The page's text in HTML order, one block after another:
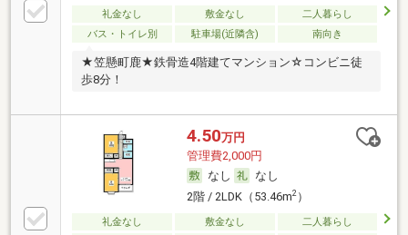
礼金なし 敷金なし
二人暮らし
バス・トイレ別
駐車場(近隣含) 南向き
★笠懸町鹿★鉄骨造4階建てマンション☆コンビニ徒
歩8分！
4.50万円
管理費2,000円
なし
なし
2階 / 2LDK（53.46m2）
礼金なし 敷金なし
二人暮らし